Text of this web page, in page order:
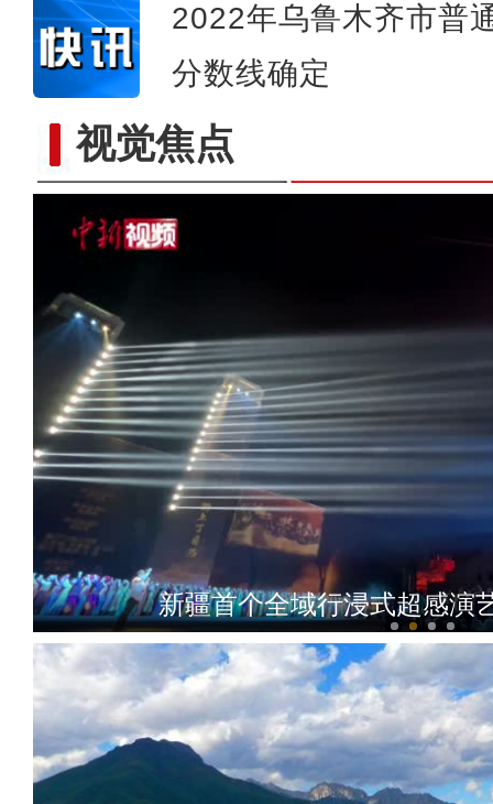
2022年乌鲁木齐市普
分数线确定
视觉焦点
新疆首个全域行浸式超感演